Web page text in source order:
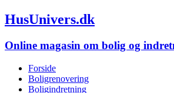
HusUnivers.dk
Online magasin om bolig og
Forside
Boligrenovering
Boligindretning